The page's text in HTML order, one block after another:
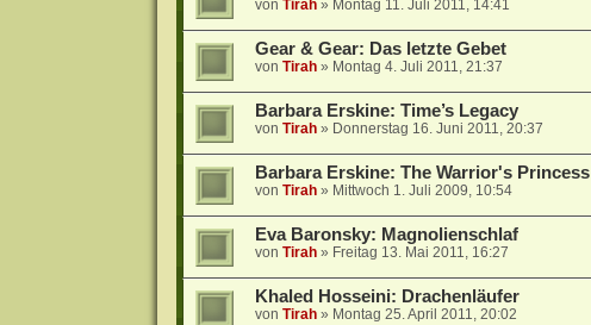
von Tirah» Montag 11. Juli 2011, 14:41
Gear & Gear: Das letzte Gebet
von Tirah» Montag 4. Juli 2011, 21:37
Barbara Erskine: Time’s Legacy
von Tirah» Donnerstag 16. Juni 2011, 20:37
Barbara Erskine: The Warrior's Princess
von Tirah» Mittwoch 1. Juli 2009, 10:54
Eva Baronsky: Magnolienschlaf
von Tirah» Freitag 13. Mai 2011, 16:27
Khaled Hosseini: Drachenläufer
von Tirah» Montag 25. April 2011, 20:02